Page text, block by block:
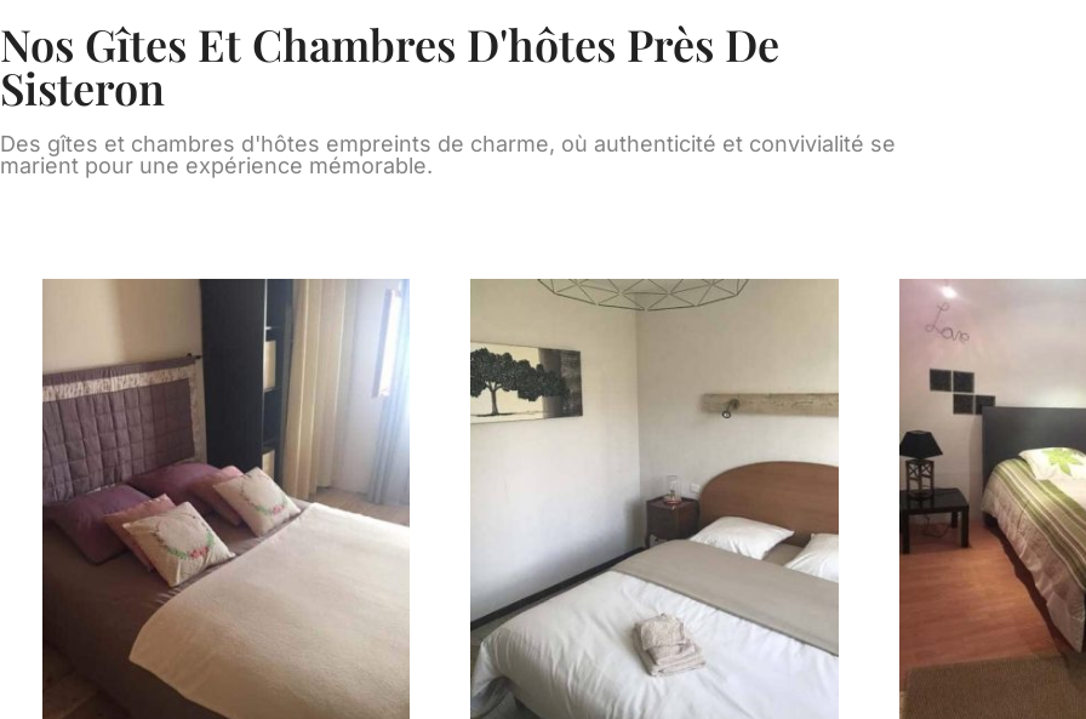
Nos Gîtes Et Chambres D'hôtes Près De
Sisteron
Des gîtes et chambres d'hôtes empreints de charme, où authenticité et convivialité se
marient pour une expérience mémorable.